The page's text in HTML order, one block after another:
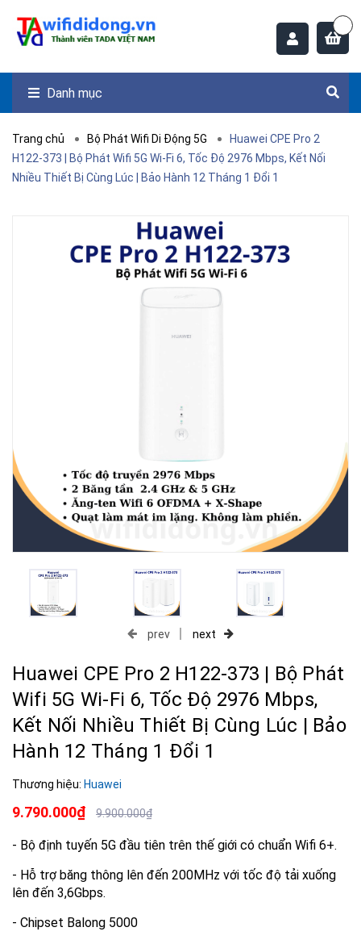
Danh mục
Trang chủ Bộ Phát Wifi Di Động 5G
Huawei CPE Pro 2
H122-373 | Bộ Phát Wifi 5G Wi-Fi 6, Tốc Độ 2976 Mbps, Kết Nối
Nhiều Thiết Bị Cùng Lúc | Bảo Hành 12 Tháng 1 Đổi 1
prev next
Huawei CPE Pro 2 H122-373 | Bộ Phát
Wifi 5G Wi-Fi 6, Tốc Độ 2976 Mbps,
Kết Nối Nhiều Thiết Bị Cùng Lúc | Bảo
Hành 12 Tháng 1 Đổi 1
Thương hiệu: Huawei
9.790.000₫ 9.900.000₫
- Bộ định tuyến 5G đầu tiên trên thế giới có chuẩn Wifi 6+.
- Hỗ trợ băng thông lên đến 200MHz với tốc độ tải xuống
lên đến 3,6Gbps.
- Chipset Balong 5000